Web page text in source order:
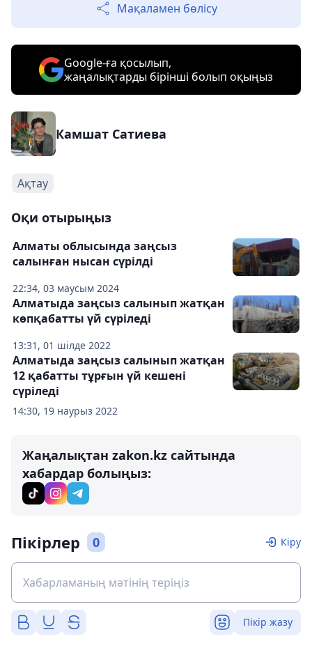
Мақаламен бөлісу
Google-ға қосылып,
жаңалықтарды бірінші болып оқыңыз
Камшат Сатиева
Ақтау
Оқи отырыңыз
22:34, 03 маусым 2024
Алматы облысында заңсыз
салынған нысан сүрілді
13:31, 01 шілде 2022
Алматыда заңсыз салынып жатқан
көпқабатты үй сүріледі
14:30, 19 наурыз 2022
Алматыда заңсыз салынып жатқан
12 қабатты тұрғын үй кешені
сүріледі
Жаңалықтан zakon.kz сайтында
хабардар болыңыз:
Пікірлер 0 Кіру
Пікір жазу